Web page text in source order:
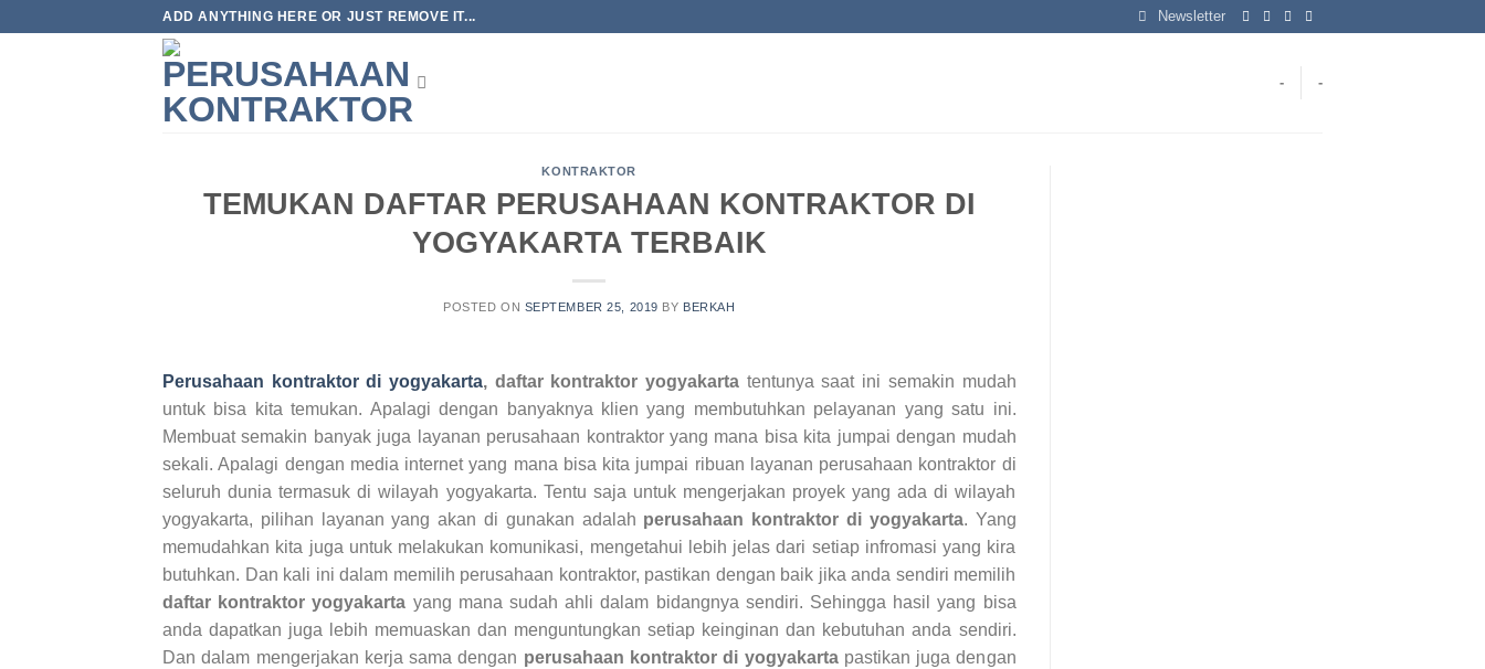
ADD ANYTHING HERE OR JUST REMOVE IT... Newsletter
- -
KONTRAKTOR
TEMUKAN DAFTAR PERUSAHAAN KONTRAKTOR DI
YOGYAKARTA TERBAIK
POSTED ON SEPTEMBER 25, 2019 BY BERKAH
Perusahaan kontraktor di yogyakarta, daftar kontraktor yogyakarta tentunya saat ini semakin mudah
untuk bisa kita temukan. Apalagi dengan banyaknya klien yang membutuhkan pelayanan yang satu ini.
Membuat semakin banyak juga layanan perusahaan kontraktor yang mana bisa kita jumpai dengan mudah
sekali. Apalagi dengan media internet yang mana bisa kita jumpai ribuan layanan perusahaan kontraktor di
seluruh dunia termasuk di wilayah yogyakarta. Tentu saja untuk mengerjakan proyek yang ada di wilayah
yogyakarta, pilihan layanan yang akan di gunakan adalah perusahaan kontraktor di yogyakarta. Yang
memudahkan kita juga untuk melakukan komunikasi, mengetahui lebih jelas dari setiap infromasi yang kira
butuhkan. Dan kali ini dalam memilih perusahaan kontraktor, pastikan dengan baik jika anda sendiri memilih
daftar kontraktor yogyakarta yang mana sudah ahli dalam bidangnya sendiri. Sehingga hasil yang bisa
anda dapatkan juga lebih memuaskan dan menguntungkan setiap keinginan dan kebutuhan anda sendiri.
Dan dalam mengerjakan kerja sama dengan perusahaan kontraktor di yogyakartapastikan juga dengan